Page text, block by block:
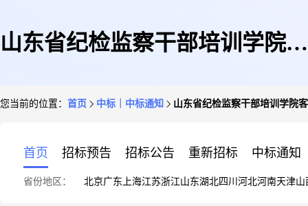
山东省纪检监察干部培训学院客
您当前的位置： 首页 中标｜中标通知 山东省纪检监察干部培训学院
首页 招标预告 招标公告 重新招标 中标通知
省份地区： 北京广东 上海江苏浙江山东湖北四川 河北河南天津山